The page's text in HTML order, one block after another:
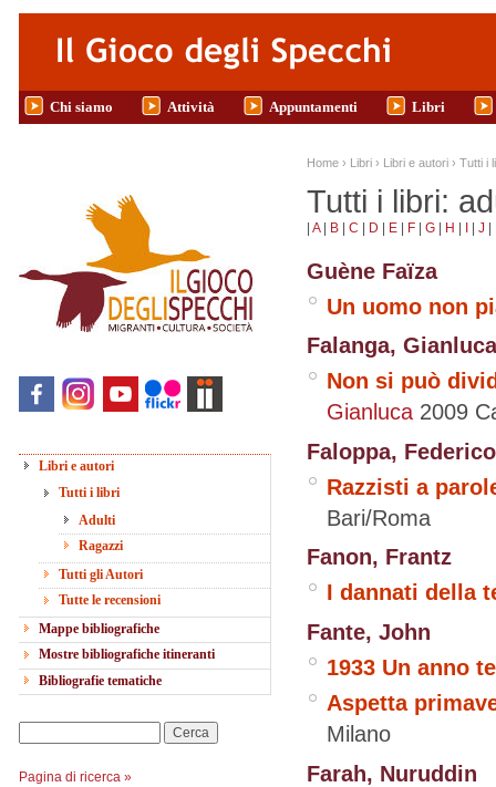
Salta al contenuto principale
Chi siamo Attività Appuntamenti Libri
Libri e autori
Tutti i libri
Adulti
Ragazzi
Tutti gli Autori
Tutte le recensioni
Mappe bibliografiche
Mostre bibliografiche itineranti
Bibliografie tematiche
Pagina di ricerca »
Tu sei qui
Home › Libri › Libri e autori › Tutti i
Tutti i libri:
| A | B | C | D | E | F | G | H | I | J |
Guène Faïza
Un uomo non
Falanga, Gianluca
Non si può
Gianluca 2009
Faloppa, Federico
Razzisti a
Bari/Roma
Fanon, Frantz
I dannati della
Fante, John
1933 Un anno
Aspetta
Milano
Farah, Nuruddin